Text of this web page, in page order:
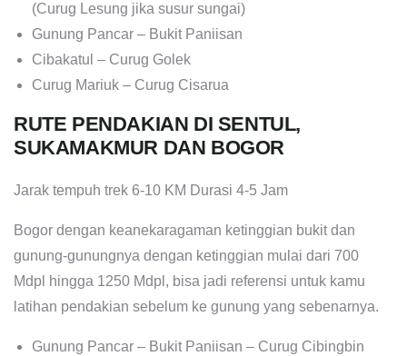
(Curug Lesung jika susur sungai)
Gunung Pancar – Bukit Paniisan
Cibakatul – Curug Golek
Curug Mariuk – Curug Cisarua
RUTE PENDAKIAN DI SENTUL,
SUKAMAKMUR DAN BOGOR
Jarak tempuh trek 6-10 KM Durasi 4-5 Jam
Bogor dengan keanekaragaman ketinggian bukit dan
gunung-gunungnya dengan ketinggian mulai dari 700
Mdpl hingga 1250 Mdpl, bisa jadi referensi untuk kamu
latihan pendakian sebelum ke gunung yang sebenarnya.
Gunung Pancar – Bukit Paniisan – Curug Cibingbin